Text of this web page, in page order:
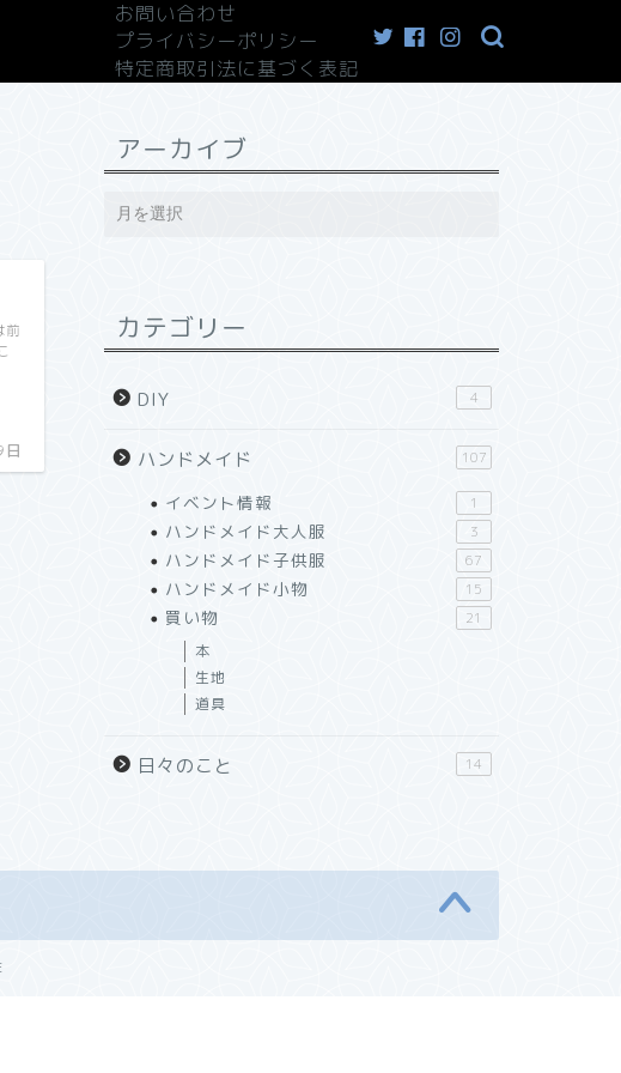
お問い合わせ
プライバシーポリシー
特定商取引法に基づく表記
前
アーカイブ
カテゴリー
DIY 4
ハンドメイド 107
イベント情報 1
ハンドメイド大人服 3
ハンドメイド子供服 67
ハンドメイド小物 15
買い物 21
本
生地
道具
日々のこと 14